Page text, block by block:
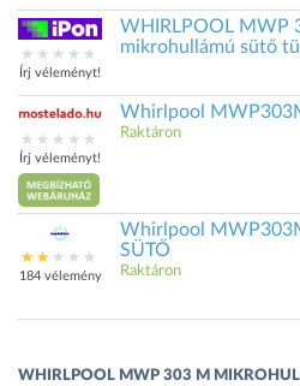
Írj véleményt!
WHIRLPOOL MWP
mikrohullámú sütő
Írj véleményt!
Whirlpool
Raktáron
184 vélemény
Whirlpool
SÜTŐ
Raktáron
WHIRLPOOL MWP 303 M